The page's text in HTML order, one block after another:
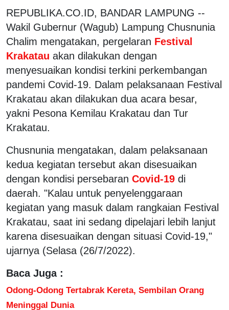
REPUBLIKA.CO.ID, BANDAR LAMPUNG --
Wakil Gubernur (Wagub) Lampung Chusnunia
Chalim mengatakan, pergelaran Festival
Krakatau akan dilakukan dengan
menyesuaikan kondisi terkini perkembangan
pandemi Covid-19. Dalam pelaksanaan Festival
Krakatau akan dilakukan dua acara besar,
yakni Pesona Kemilau Krakatau dan Tur
Krakatau.
Chusnunia mengatakan, dalam pelaksanaan
kedua kegiatan tersebut akan disesuaikan
dengan kondisi persebaran Covid-19 di
daerah. "Kalau untuk penyelenggaraan
kegiatan yang masuk dalam rangkaian Festival
Krakatau, saat ini sedang dipelajari lebih lanjut
karena disesuaikan dengan situasi Covid-19,"
ujarnya (Selasa (26/7/2022).
Baca Juga :
Odong-Odong Tertabrak Kereta, Sembilan Orang
Meninggal Dunia